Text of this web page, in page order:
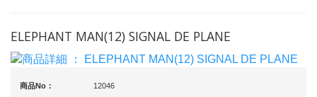
ELEPHANT MAN(12) SIGNAL DE PLANE
商品No： 12046